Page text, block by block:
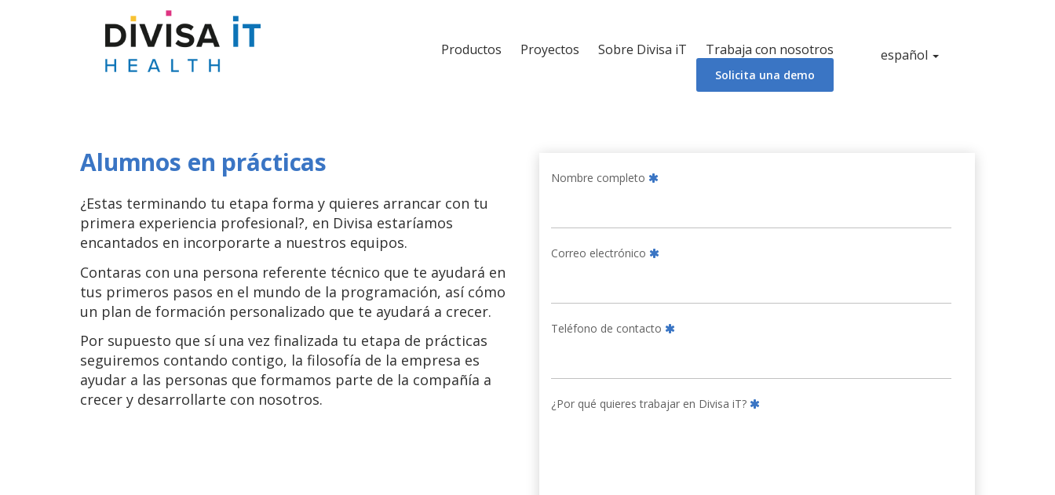
Productos Proyectos Sobre Divisa iT Trabaja con nosotros
Solicita una demo
de
Idioma
español
Alumnos en prácticas
¿Estas terminando tu etapa forma y quieres arrancar con tu
primera experiencia profesional?, en Divisa estaríamos
encantados en incorporarte a nuestros equipos.
Contaras con una persona referente técnico que te ayudará en
tus primeros pasos en el mundo de la programación, así cómo
un plan de formación personalizado que te ayudará a crecer.
Por supuesto que sí una vez finalizada tu etapa de prácticas
seguiremos contando contigo, la filosofía de la empresa es
ayudar a las personas que formamos parte de la compañía a
crecer y desarrollarte con nosotros.
Nombre completo
Correo electrónico
Teléfono de contacto
¿Por qué quieres trabajar en Divisa iT?